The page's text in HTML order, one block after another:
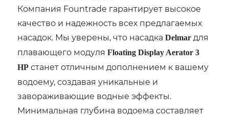
Компания Fountrade гарантирует высокое
качество и надежность всех предлагаемых
насадок. Мы уверены, что насадкаDelmar для
плавающего модуляFloating Display Aerator 3
HP станет отличным дополнением к вашему
водоему, создавая уникальные и
завораживающие водные эффекты.
Минимальная глубина водоема составляет